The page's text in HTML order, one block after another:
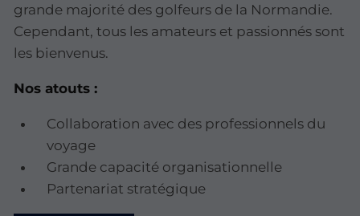
grande majorité des golfeurs de la Normandie.
Cependant, tous les amateurs et passionnés sont
les bienvenus.
Nos atouts :
Collaboration avec des professionnels du
voyage
Grande capacité organisationnelle
Partenariat stratégique